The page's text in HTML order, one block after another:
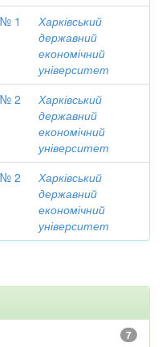
№ 1
Харківський
державний
економічний
університет
№ 2
Харківський
державний
економічний
університет
№ 2
Харківський
державний
економічний
університет
7